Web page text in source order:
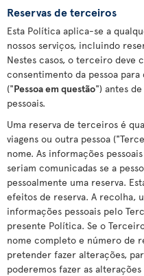
Reservas de terceiros
Esta Política aplica-se a
nossos serviços, incluindo
Nestes casos, o terceiro
consentimento da pessoa
("Pessoa em questão") antes
pessoais.
Uma reserva de terceiros é
viagens ou outra pessoa
nome. As informações
seriam comunicadas se a
pessoalmente uma reserva.
efeitos de reserva. A recolha,
informações pessoais pelo
presente Política. Se o
nome completo e número de
pretender fazer alterações,
poderemos fazer as